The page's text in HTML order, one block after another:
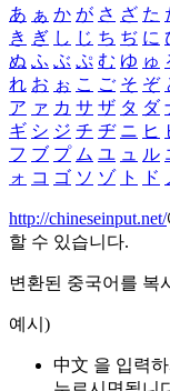
あ ぁ か が さ ざ た
き ぎ し じ ち ぢ に
ぬ ふ ぶ ぷ む ゆ ゅ
れ お ぉ こ ご そ ぞ
ア ァ カ サ ザ タ ダ
ギ シ ジ チ ヂ ニ ヒ
フ ブ プ ム ユ ュ ル
ォ コ ゴ ソ ゾ ト ド
http://chineseinput.net/
할 수 있습니다.
변환된 중국어를 복
예시)
中文 을 입력